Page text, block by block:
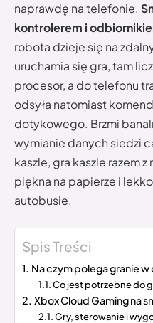
naprawdę na telefonie.
kontrolerem i
robota dzieje się na
uruchamia się gra, tam
procesor, a do telefonu
odsyła natomiast
dotykowego. Brzmi
wymianie danych siedzi
kaszle, gra kaszle razem
piękna na papierze i
autobusie.
Spis Treści
Na czym polega granie
Co jest potrzebne do
Xbox Cloud Gaming na
Gry, sterowanie i